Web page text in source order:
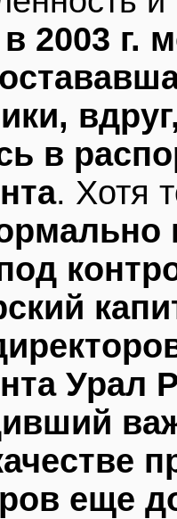
в 2003 г.
в
. Хотя
Урал
еще